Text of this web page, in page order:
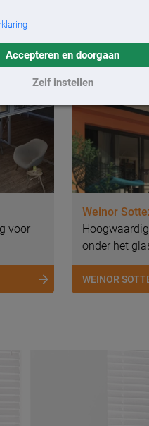
Accepteren en doorgaan
Zelf instellen
voor
Weinor
onder het
WEINOR